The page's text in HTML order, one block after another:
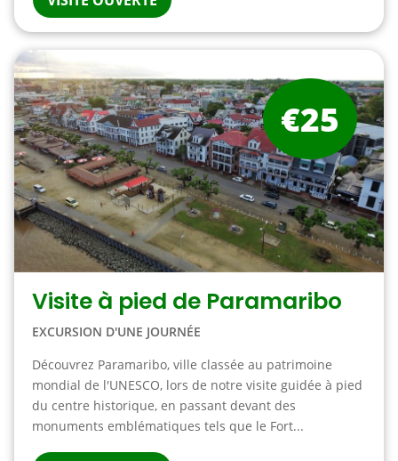
Visite à pied de Paramaribo
EXCURSION D'UNE JOURNÉE
Découvrez Paramaribo, ville classée au patrimoine
mondial de l'UNESCO, lors de notre visite guidée à pied
du centre historique, en passant devant des
monuments emblématiques tels que le Fort...
€25